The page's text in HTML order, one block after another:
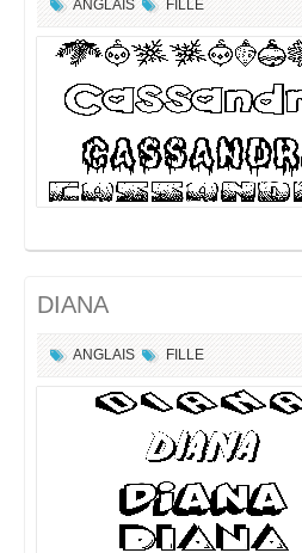
ANGLAIS FILLE
DIANA
ANGLAIS FILLE